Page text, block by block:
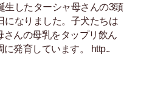
生したターシャ母さんの3頭
になりました。子犬たちは
さんの母乳をタップリ飲ん
に発育しています。 http..